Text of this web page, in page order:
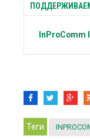
InProComm
Теги